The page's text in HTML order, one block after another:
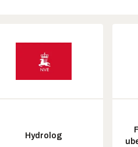
Hydrolog